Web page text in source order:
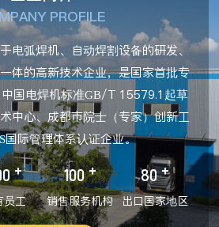
PROFILE
电弧焊机、自动焊割设备的研发、
体的高新技术企业，是国家首批专
国电焊机标准GB/T 15579.1起草
中心、成都市院士（专家）创新工
国际管理体系认证企业。
+
员工
100 +
销售服务机构
80 +
出口国家地区